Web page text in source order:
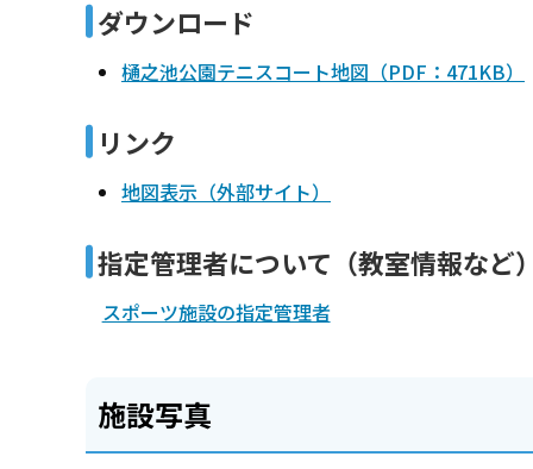
ダウンロード
樋之池公園テニスコート地図（PDF：471KB）
リンク
地図表示（外部サイト）
指定管理者について（教室情報など
スポーツ施設の指定管理者
施設写真